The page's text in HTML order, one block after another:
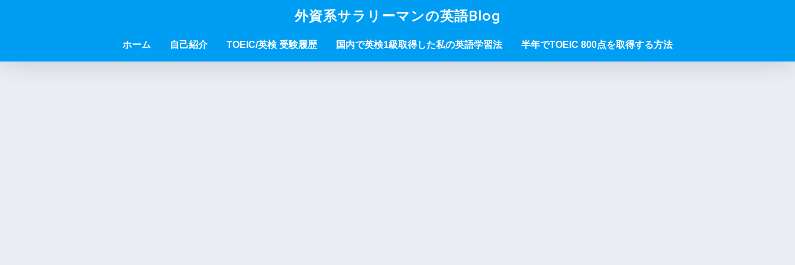
外資系サラリーマンの英語Blog
ホーム 自己紹介 TOEIC/英検 受験履歴 国内で英検1級取得した私の英語学習法 半年でTOEIC 800点を取得する方法